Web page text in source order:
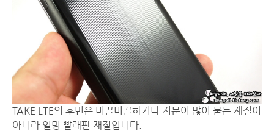
TAKE LTE의 후면은 미끌미끌하거나 지문이 많이 묻는 재질이
아니라 일명 빨래판 재질입니다.